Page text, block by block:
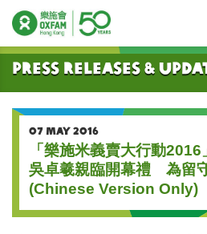
Start main content
Press Releases &
07 MAY 2016
「樂施米義賣大行動2016
吳卓羲親臨開幕禮 為留
(Chinese Version Only)